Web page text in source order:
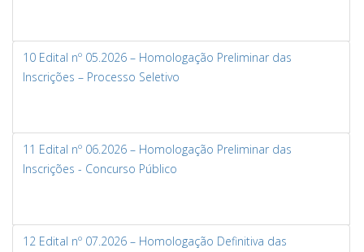
10 Edital nº 05.2026 – Homologação Preliminar das
Inscrições – Processo Seletivo
11 Edital nº 06.2026 – Homologação Preliminar das
Inscrições - Concurso Público
12 Edital nº 07.2026 – Homologação Definitiva das